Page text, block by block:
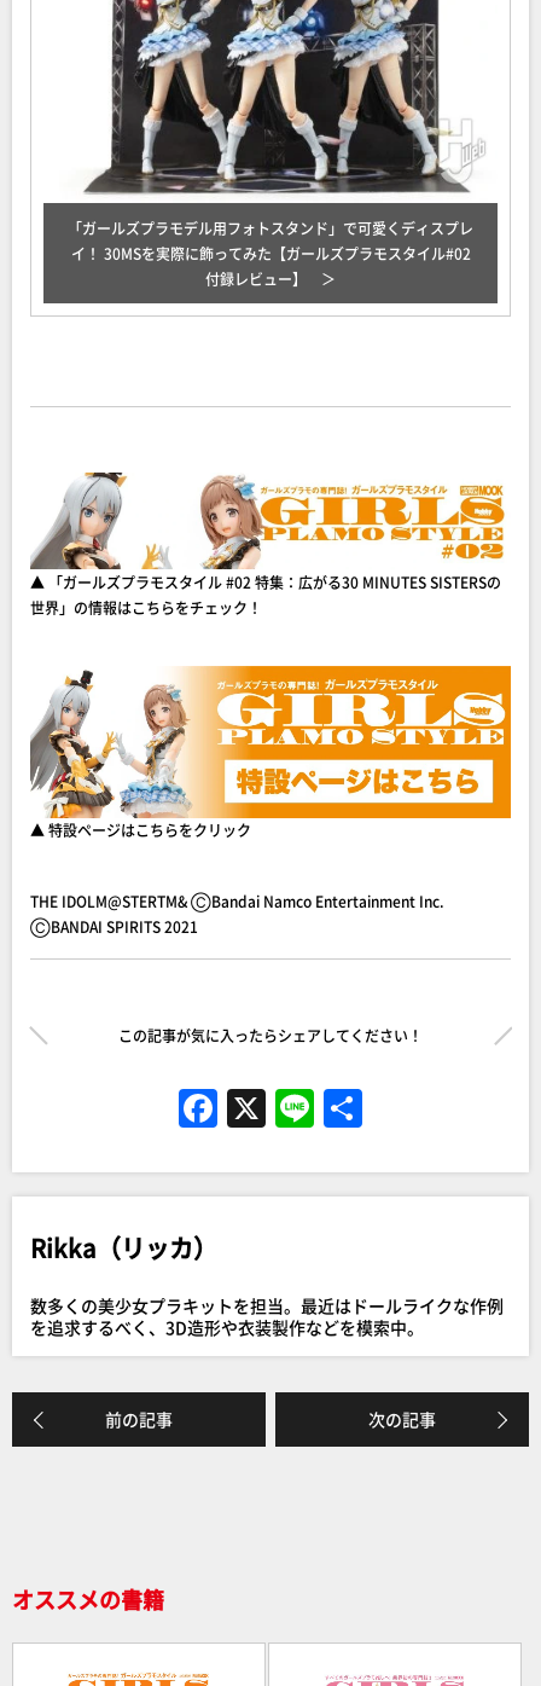
「ガールズプラモデル用フォトスタンド」で可愛くディスプレ
イ！ 30MSを実際に飾ってみた【ガールズプラモスタイル#02
付録レビュー】
▲ 「ガールズプラモスタイル #02 特集：広がる30 MINUTES SISTERSの
世界」の情報はこちらをチェック！
▲ 特設ページはこちらをクリック
THE IDOLM@STERTM& ⒸBandai Namco Entertainment Inc.
ⒸBANDAI SPIRITS 2021
この記事が気に入ったらシェアしてください！
F
a
c
o
o
k
X Li
n
e
Rikka（リッカ）
数多くの美少女プラキットを担当。最近はドールライクな作例
を追求するべく、3D造形や衣装製作などを模索中。
前の記事 次の記事
オススメの書籍